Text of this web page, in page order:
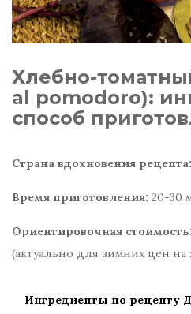
Хлебно-
al pomodoro):
способ
Страна вдохновения рецепта:
Время приготовления: 20-30
Ориентировочная стоимость:
(актуально для зимних цен
Ингредиенты по рецепту